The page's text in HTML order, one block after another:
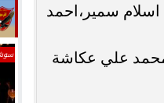
سمير،احمد
علي عكاشة